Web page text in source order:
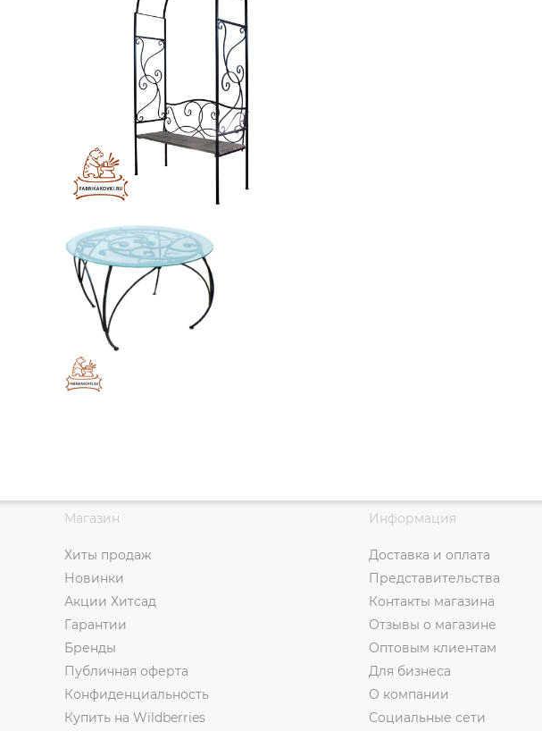
Магазин
Хиты продаж
Новинки
Акции Хитсад
Гарантии
Бренды
Публичная оферта
Конфиденциальность
Купить на Wildberries
Информация
Доставка и оплата
Представительства
Контакты магазина
Отзывы о магазине
Оптовым клиентам
Для бизнеса
О компании
Социальные сети